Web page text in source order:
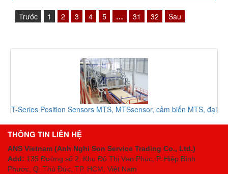
RH5MA0050M01D701S1052B6, ERM0600MD341A01,
GH5MA0150M01D601A0, sensor Temposonics, đại lý
Trước 1 2 3 4 5 … 31 32 Sau
biến MTS, đại
sensor MTS, Position Sensors MTS, MTS sensor
THÔNG TIN LIÊN HỆ
ANS Vietnam (Anh Nghi Son Service Trading Co., Ltd.)
Add: 135 Đường số 2, Khu Đô Thị Vạn Phúc, P. Hiệp Bình
Phước, Q. Thủ Đức, TP. HCM, Việt Nam